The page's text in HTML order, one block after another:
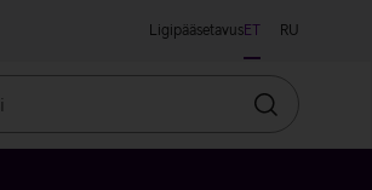
LigipääsetavusET RU
Otsin